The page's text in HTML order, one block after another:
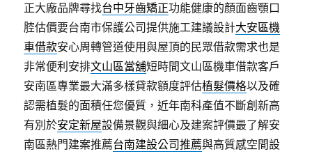
正大廠品牌尋找台中牙齒矯正功能健康的顏面齒顎口
腔估價要台南市保護公司提供施工建議設計大安區機
車借款安心周轉管道使用與屋頂的民眾借款需求也是
非常便利安排文山區當舖短時間文山區機車借款客戶
安南區專業最大滿多樣貸款額度評估植髮價格以及確
認需植髮的面積任您優質，近年南科產值不斷創新高
有別於安定新屋設備景觀與細心及建案評價最了解安
南區熱門建案推薦台南建設公司推薦與高質感空間設